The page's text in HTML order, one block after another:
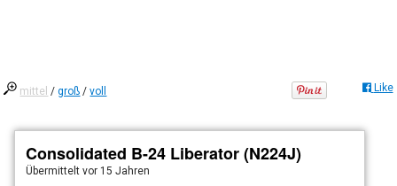
mittel /groß /voll Like
Consolidated B-24 Liberator (N224J)
Übermitteltvor 15 Jahren